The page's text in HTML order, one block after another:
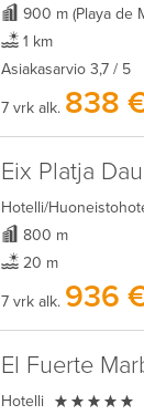
900 m (Playa de
1 km
Asiakasarvio 3,7 / 5
7 vrk alk. 838
Eix Platja
Hotelli/
800 m
20 m
7 vrk alk. 936
El Fuerte
Hotelli 